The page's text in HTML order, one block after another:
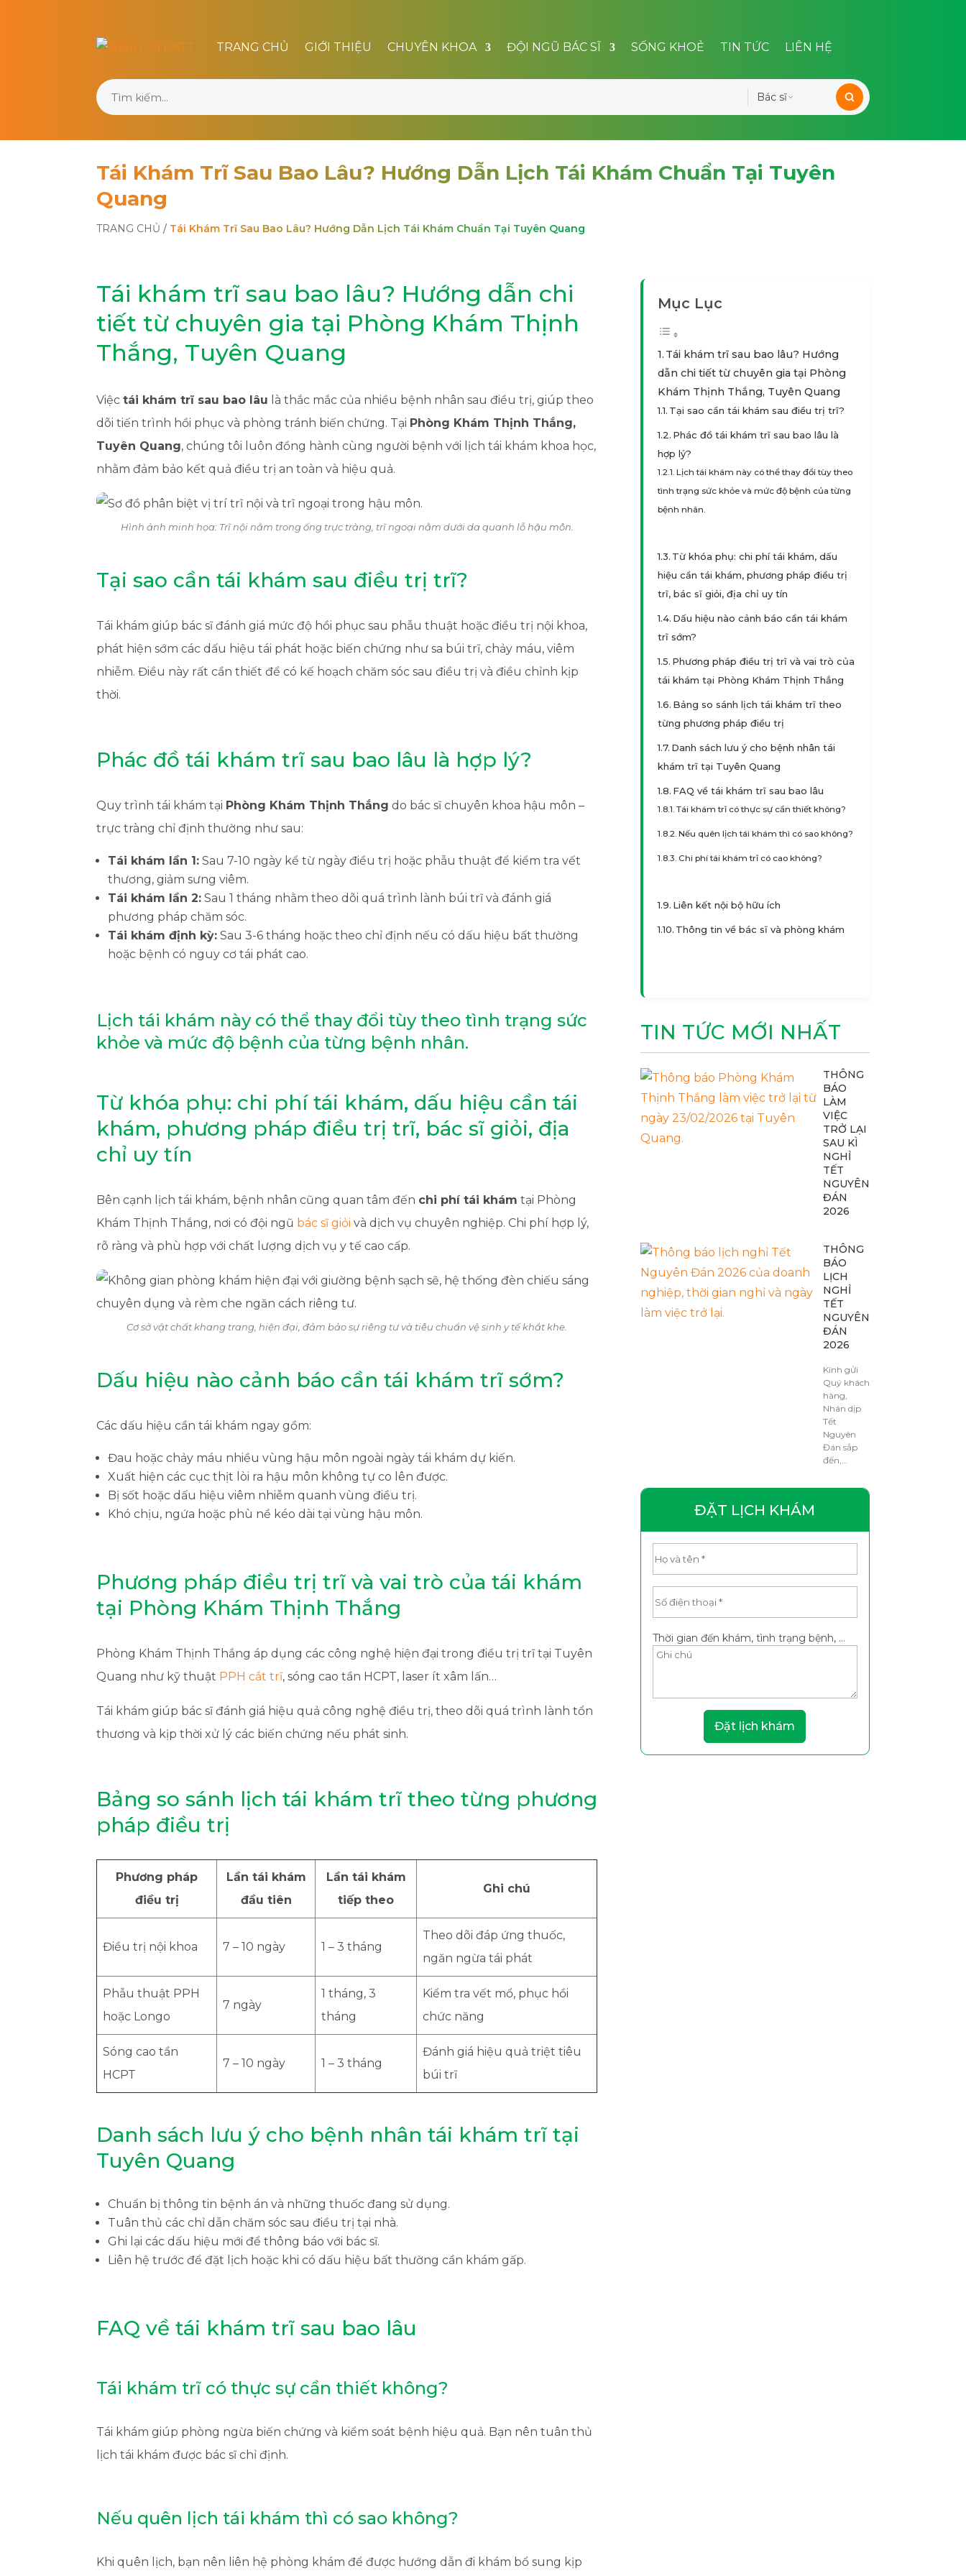
TRANG CHỦ GIỚI THIỆU CHUYÊN KHOA ĐỘI NGŨ BÁC SĨ SỐNG KHOẺ TIN TỨC LIÊN HỆ
Bác sĩ
Tái Khám Trĩ Sau Bao Lâu? Hướng Dẫn Lịch Tái Khám Chuẩn Tại Tuyên
Quang
TRANG CHỦ / Tái Khám Trĩ Sau Bao Lâu? Hướng Dẫn Lịch Tái Khám Chuẩn Tại Tuyên Quang
Tái khám trĩ sau bao lâu? Hướng dẫn chi
tiết từ chuyên gia tại Phòng Khám Thịnh
Thắng, Tuyên Quang
Việctái khám trĩ sau bao lâu là thắc mắc của nhiều bệnh nhân sau điều trị, giúp theo
dõi tiến trình hồi phục và phòng tránh biến chứng. Tại Phòng Khám Thịnh Thắng,
Tuyên Quang, chúng tôi luôn đồng hành cùng người bệnh với lịch tái khám khoa học,
nhằm đảm bảo kết quả điều trị an toàn và hiệu quả.
Hình ảnh minh họa: Trĩ nội nằm trong ống trực tràng, trĩ ngoại nằm dưới da quanh lỗ hậu môn.
Tại sao cần tái khám sau điều trị trĩ?
Tái khám giúp bác sĩ đánh giá mức độ hồi phục sau phẫu thuật hoặc điều trị nội khoa,
phát hiện sớm các dấu hiệu tái phát hoặc biến chứng như sa búi trĩ, chảy máu, viêm
nhiễm. Điều này rất cần thiết để có kế hoạch chăm sóc sau điều trị và điều chỉnh kịp
thời.
Phác đồ tái khám trĩ sau bao lâu là hợp lý?
Quy trình tái khám tại Phòng Khám Thịnh Thắng do bác sĩ chuyên khoa hậu môn –
trực tràng chỉ định thường như sau:
Tái khám lần 1: Sau 7-10 ngày kể từ ngày điều trị hoặc phẫu thuật để kiểm tra vết
thương, giảm sưng viêm.
Tái khám lần 2: Sau 1 tháng nhằm theo dõi quá trình lành búi trĩ và đánh giá
phương pháp chăm sóc.
Tái khám định kỳ: Sau 3-6 tháng hoặc theo chỉ định nếu có dấu hiệu bất thường
hoặc bệnh có nguy cơ tái phát cao.
Lịch tái khám này có thể thay đổi tùy theo tình trạng sức
khỏe và mức độ bệnh của từng bệnh nhân.
Từ khóa phụ: chi phí tái khám, dấu hiệu cần tái
khám, phương pháp điều trị trĩ, bác sĩ giỏi, địa
chỉ uy tín
Bên cạnh lịch tái khám, bệnh nhân cũng quan tâm đến chi phí tái khám tại Phòng
Khám Thịnh Thắng, nơi có đội ngũ bác sĩ giỏi và dịch vụ chuyên nghiệp. Chi phí hợp lý,
rõ ràng và phù hợp với chất lượng dịch vụ y tế cao cấp.
Cơ sở vật chất khang trang, hiện đại, đảm bảo sự riêng tư và tiêu chuẩn vệ sinh y tế khắt khe.
Dấu hiệu nào cảnh báo cần tái khám trĩ sớm?
Các dấu hiệu cần tái khám ngay gồm:
Đau hoặc chảy máu nhiều vùng hậu môn ngoài ngày tái khám dự kiến.
Xuất hiện các cục thịt lòi ra hậu môn không tự co lên được.
Bị sốt hoặc dấu hiệu viêm nhiễm quanh vùng điều trị.
Khó chịu, ngứa hoặc phù nề kéo dài tại vùng hậu môn.
Phương pháp điều trị trĩ và vai trò của tái khám
tại Phòng Khám Thịnh Thắng
Phòng Khám Thịnh Thắng áp dụng các công nghệ hiện đại trong điều trị trĩ tại Tuyên
Quang như kỹ thuật PPH cắt trĩ, sóng cao tần HCPT, laser ít xâm lấn…
Tái khám giúp bác sĩ đánh giá hiệu quả công nghệ điều trị, theo dõi quá trình lành tổn
thương và kịp thời xử lý các biến chứng nếu phát sinh.
Bảng so sánh lịch tái khám trĩ theo từng phương
pháp điều trị
Phương pháp
điều trị
Lần tái khám
đầu tiên
Lần tái khám
tiếp theo
Ghi chú
Điều trị nội khoa 7 – 10 ngày 1 – 3 tháng
Theo dõi đáp ứng thuốc,
ngăn ngừa tái phát
Phẫu thuật PPH
hoặc Longo
7 ngày
1 tháng, 3
tháng
Kiểm tra vết mổ, phục hồi
chức năng
Sóng cao tần
HCPT
7 – 10 ngày 1 – 3 tháng
Đánh giá hiệu quả triệt tiêu
búi trĩ
Danh sách lưu ý cho bệnh nhân tái khám trĩ tại
Tuyên Quang
Chuẩn bị thông tin bệnh án và những thuốc đang sử dụng.
Tuân thủ các chỉ dẫn chăm sóc sau điều trị tại nhà.
Ghi lại các dấu hiệu mới để thông báo với bác sĩ.
Liên hệ trước để đặt lịch hoặc khi có dấu hiệu bất thường cần khám gấp.
FAQ về tái khám trĩ sau bao lâu
Tái khám trĩ có thực sự cần thiết không?
Tái khám giúp phòng ngừa biến chứng và kiểm soát bệnh hiệu quả. Bạn nên tuân thủ
lịch tái khám được bác sĩ chỉ định.
Nếu quên lịch tái khám thì có sao không?
Khi quên lịch, bạn nên liên hệ phòng khám để được hướng dẫn đi khám bổ sung kịp
Mục Lục
Tái khám trĩ sau bao lâu? Hướng
dẫn chi tiết từ chuyên gia tại Phòng
Khám Thịnh Thắng, Tuyên Quang
Tại sao cần tái khám sau điều trị trĩ?
Phác đồ tái khám trĩ sau bao lâu là
hợp lý?
Lịch tái khám này có thể thay đổi tùy theo
tình trạng sức khỏe và mức độ bệnh của từng
bệnh nhân.
Từ khóa phụ: chi phí tái khám, dấu
hiệu cần tái khám, phương pháp điều trị
trĩ, bác sĩ giỏi, địa chỉ uy tín
Dấu hiệu nào cảnh báo cần tái khám
trĩ sớm?
Phương pháp điều trị trĩ và vai trò của
tái khám tại Phòng Khám Thịnh Thắng
Bảng so sánh lịch tái khám trĩ theo
từng phương pháp điều trị
Danh sách lưu ý cho bệnh nhân tái
khám trĩ tại Tuyên Quang
FAQ về tái khám trĩ sau bao lâu
Tái khám trĩ có thực sự cần thiết không?
Nếu quên lịch tái khám thì có sao không?
Chi phí tái khám trĩ có cao không?
Liên kết nội bộ hữu ích
Thông tin về bác sĩ và phòng khám
TIN TỨC MỚI NHẤT
THÔNG
BÁO
LÀM
VIỆC
TRỞ LẠI
SAU KÌ
NGHỈ
TẾT
NGUYÊN
ĐÁN
2026
THÔNG
BÁO
LỊCH
NGHỈ
TẾT
NGUYÊN
ĐÁN
2026
Kính gửi
Quý khách
hàng,
Nhân dịp
Tết
Nguyên
Đán sắp
đến,…
ĐẶT LỊCH KHÁM
Thời gian đến khám, tình trạng bệnh, ...
Đặt lịch khám